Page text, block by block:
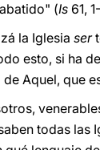
(Is 61,
la Iglesia ser
esto, si ha
Aquel, que
todas las